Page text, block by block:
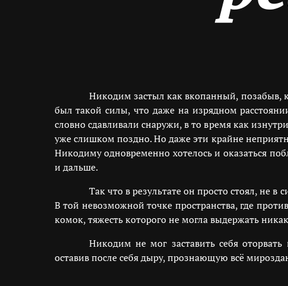
Никодим застыл как вкопанный, позабыв,
был такой силы, что даже на изрядном
словно сдавливали снаружи, в то время как
уже слишком поздно. Но даже эти крайне
Никодиму одновременно хотелось и оказаться
и дальше.
Так что в результате он просто стоял, не
В той невозможной точке пространства, где
комок, тяжесть которого не могла выдержать
Никодим не мог заставить себя
оставив после себя дыру, прознающую всё